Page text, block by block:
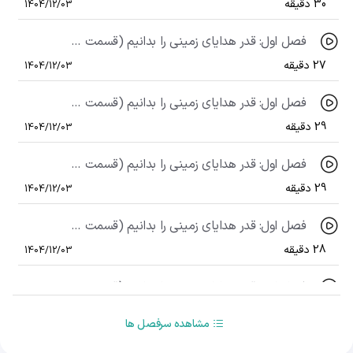
30 دقیقه 1404/12/03
فصل اول: قدر هدایای زمینی را بدانیم (قسمت سی‌ و هفتم) ، حل تست های 102 تا 108
27 دقیقه 1404/12/03
فصل اول: قدر هدایای زمینی را بدانیم (قسمت سی و هشتم) ، حل تست های 109 تا 114
29 دقیقه 1404/12/03
فصل اول: قدر هدایای زمینی را بدانیم (قسمت سی و نهم) ، حل تست های 115 تا 121
29 دقیقه 1404/12/03
فصل اول: قدر هدایای زمینی را بدانیم (قسمت چهلم) ، حل تست های 122 تا 132
28 دقیقه 1404/12/03
مشاهده سرفصل ها